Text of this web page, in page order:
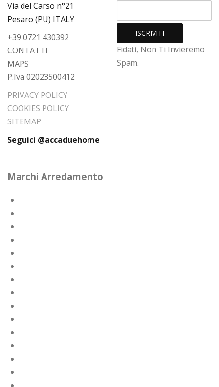
Via del Carso n°21
Pesaro (PU) ITALY
+39 0721 430392
CONTATTI
MAPS
P.Iva 02023500412
PRIVACY POLICY
COOKIES POLICY
SITEMAP
Seguici @accaduehome
Fidati, Non Ti Invieremo
Spam.
Marchi Arredamento